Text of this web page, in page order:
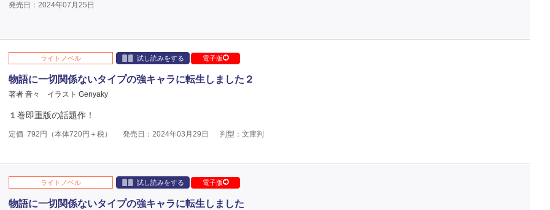
発売日：2024年07月25日
ライトノベル 試し読みをする 電子版
物語に一切関係ないタイプの強キャラに転生しました２
著者 音々 イラスト Genyaky
１巻即重版の話題作！
定価 792 円（本体720円＋税） 発売日：2024年03月29日 判型：文庫判
ライトノベル 試し読みをする 電子版
物語に一切関係ないタイプの強キャラに転生しました